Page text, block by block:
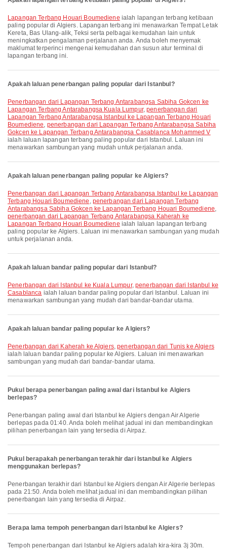
Lapangan Terbang Houari Boumediene ialah lapangan terbang ketibaan
paling popular di Algiers. Lapangan terbang ini menawarkan Tempat Letak
Kereta, Bas Ulang-alik, Teksi serta pelbagai kemudahan lain untuk
meningkatkan pengalaman perjalanan anda. Anda boleh menyemak
maklumat terperinci mengenai kemudahan dan susun atur terminal di
lapangan terbang ini.
Apakah laluan penerbangan paling popular dari Istanbul?
penerbangan dari Lapangan Terbang Antarabangsa Sabiha Gokcen ke
Lapangan Terbang Antarabangsa Kuala Lumpur,penerbangan dari
Lapangan Terbang Antarabangsa Istanbul ke Lapangan Terbang Houari
Boumediene, penerbangan dari Lapangan Terbang Antarabangsa Sabiha
Gokcen ke Lapangan Terbang Antarabangsa Casablanca Mohammed V
ialah laluan lapangan terbang paling popular dari Istanbul. Laluan ini
menawarkan sambungan yang mudah untuk perjalanan anda.
Apakah laluan penerbangan paling popular ke Algiers?
penerbangan dari Lapangan Terbang Antarabangsa Istanbul ke Lapangan
Terbang Houari Boumediene , penerbangan dari Lapangan Terbang
Antarabangsa Sabiha Gokcen ke Lapangan Terbang Houari Boumediene,
penerbangan dari Lapangan Terbang Antarabangsa Kaherah ke
Lapangan Terbang Houari Boumediene ialah laluan lapangan terbang
paling popular ke Algiers. Laluan ini menawarkan sambungan yang mudah
untuk perjalanan anda.
Apakah laluan bandar paling popular dari Istanbul?
penerbangan dari Istanbul ke Kuala Lumpur,penerbangan dari Istanbul ke
Casablanca ialah laluan bandar paling popular dari Istanbul. Laluan ini
menawarkan sambungan yang mudah dari bandar-bandar utama.
Apakah laluan bandar paling popular ke Algiers?
penerbangan dari Kaherah ke Algiers,penerbangan dari Tunis ke Algiers
ialah laluan bandar paling popular ke Algiers. Laluan ini menawarkan
sambungan yang mudah dari bandar-bandar utama.
Pukul berapa penerbangan paling awal dari Istanbul ke Algiers
berlepas?
Penerbangan paling awal dari Istanbul ke Algiers dengan Air Algerie
berlepas pada 01:40. Anda boleh melihat jadual ini dan membandingkan
pilihan penerbangan lain yang tersedia di Airpaz.
Pukul berapakah penerbangan terakhir dari Istanbul ke Algiers
menggunakan berlepas?
Penerbangan terakhir dari Istanbul ke Algiers dengan Air Algerie berlepas
pada 21:50. Anda boleh melihat jadual ini dan membandingkan pilihan
penerbangan lain yang tersedia di Airpaz.
Berapa lama tempoh penerbangan dari Istanbul ke Algiers?
Tempoh penerbangan dari Istanbul ke Algiers adalah kira-kira 3j 30m.